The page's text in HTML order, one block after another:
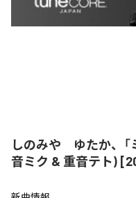
しのみや ゆたか、「
音ミク & 重音テト)